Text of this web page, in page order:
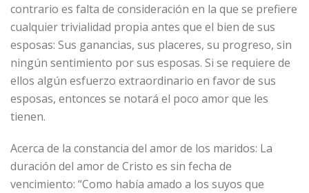
contrario es falta de consideración en la que se prefiere
cualquier trivialidad propia antes que el bien de sus
esposas: Sus ganancias, sus placeres, su progreso, sin
ningún sentimiento por sus esposas. Si se requiere de
ellos algún esfuerzo extraordinario en favor de sus
esposas, entonces se notará el poco amor que les
tienen.
Acerca de la constancia del amor de los maridos: La
duración del amor de Cristo es sin fecha de
vencimiento: “Como había amado a los suyos que